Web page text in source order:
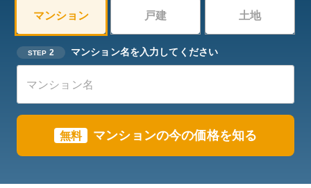
マンション 戸建 土地
STEP 2 マンション名を入力してください
無料 マンションの今の価格を知る